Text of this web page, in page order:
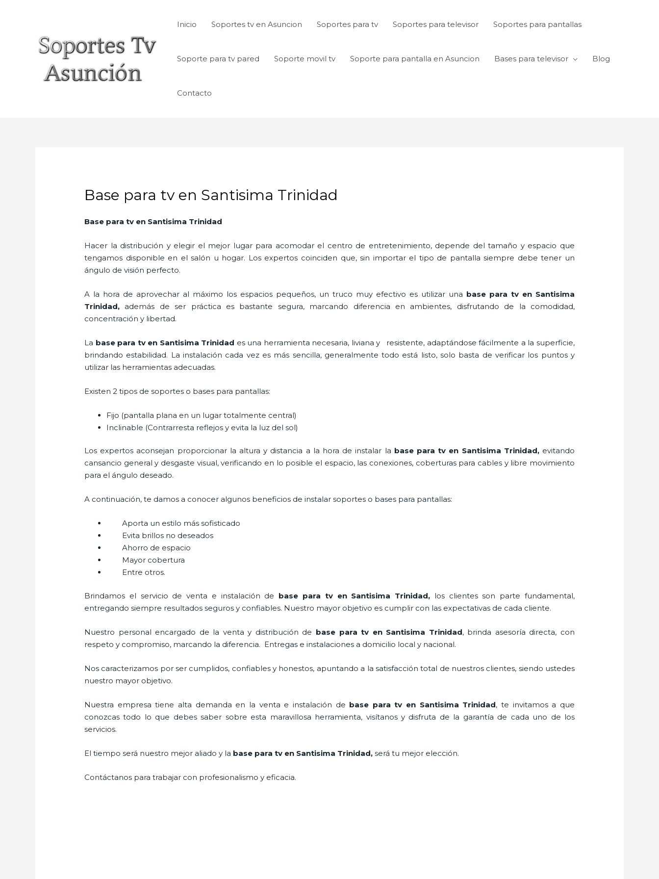
Inicio Soportes tv en Asuncion Soportes para tv Soportes para televisor Soportes para pantallas
Soporte para tv pared Soporte movil tv Soporte para pantalla en Asuncion Bases para televisor Blog
Contacto
Base para tv en Santisima Trinidad
Base para tv en Santisima Trinidad
Hacer la distribución y elegir el mejor lugar para acomodar el centro de entretenimiento, depende del tamaño y espacio que
tengamos disponible en el salón u hogar. Los expertos coinciden que, sin importar el tipo de pantalla siempre debe tener un
ángulo de visión perfecto.
A la hora de aprovechar al máximo los espacios pequeños, un truco muy efectivo es utilizar una base para tv en Santisima
Trinidad, además de ser práctica es bastante segura, marcando diferencia en ambientes, disfrutando de la comodidad,
concentración y libertad.
La base para tv en Santisima Trinidad es una herramienta necesaria, liviana y resistente, adaptándose fácilmente a la superficie,
brindando estabilidad. La instalación cada vez es más sencilla, generalmente todo está listo, solo basta de verificar los puntos y
utilizar las herramientas adecuadas.
Existen 2 tipos de soportes o bases para pantallas:
Fijo (pantalla plana en un lugar totalmente central)
Inclinable (Contrarresta reflejos y evita la luz del sol)
Los expertos aconsejan proporcionar la altura y distancia a la hora de instalar la base para tv en Santisima Trinidad, evitando
cansancio general y desgaste visual, verificando en lo posible el espacio, las conexiones, coberturas para cables y libre movimiento
para el ángulo deseado.
A continuación, te damos a conocer algunos beneficios de instalar soportes o bases para pantallas:
Aporta un estilo más sofisticado
Evita brillos no deseados
Ahorro de espacio
Mayor cobertura
Entre otros.
Brindamos el servicio de venta e instalación de base para tv en Santisima Trinidad, los clientes son parte fundamental,
entregando siempre resultados seguros y confiables. Nuestro mayor objetivo es cumplir con las expectativas de cada cliente.
Nuestro personal encargado de la venta y distribución de base para tv en Santisima Trinidad, brinda asesoría directa, con
respeto y compromiso, marcando la diferencia. Entregas e instalaciones a domicilio local y nacional.
Nos caracterizamos por ser cumplidos, confiables y honestos, apuntando a la satisfacción total de nuestros clientes, siendo ustedes
nuestro mayor objetivo.
Nuestra empresa tiene alta demanda en la venta e instalación de base para tv en Santisima Trinidad, te invitamos a que
conozcas todo lo que debes saber sobre esta maravillosa herramienta, visítanos y disfruta de la garantía de cada uno de los
servicios.
El tiempo será nuestro mejor aliado y la base para tv en Santisima Trinidad,será tu mejor elección.
Contáctanos para trabajar con profesionalismo y eficacia.